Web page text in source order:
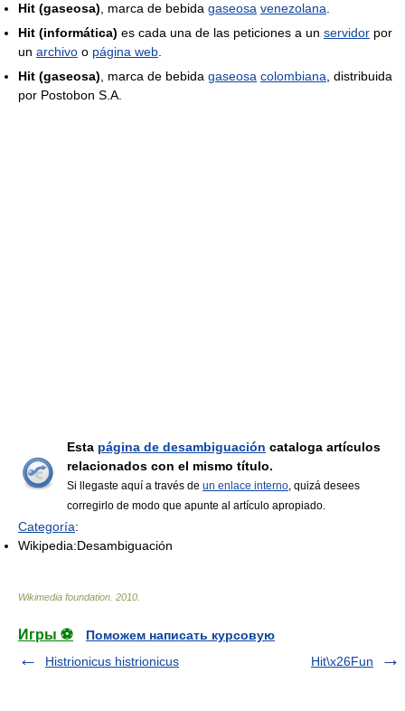
Hit (gaseosa) , marca de bebida gaseosa venezolana
Hit (informática) es cada una de las peticiones a un servidor por
un archivo o página web
Hit (gaseosa) , marca de bebida gaseosa colombiana , distribuida
por Postobon S.A.
Esta página de desambiguación cataloga artículos
relacionados con el mismo título.
Si llegaste aquí a través de un enlace interno, quizá desees
corregirlo de modo que apunte al artículo apropiado.
Categoría:
Wikipedia:Desambiguación
Wikimedia foundation 2010
Игры ⚽
Поможем написать курсовую
Histrionicus histrionicus
Hit\x26Fun